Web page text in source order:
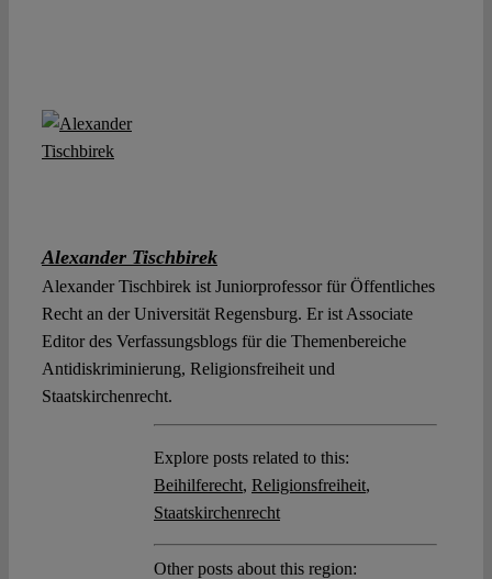
Alexander Tischbirek
Alexander Tischbirek ist Juniorprofessor für Öffentliches
Recht an der Universität Regensburg. Er ist Associate
Editor des Verfassungsblogs für die Themenbereiche
Antidiskriminierung, Religionsfreiheit und
Staatskirchenrecht.
Explore posts related to this:
Beihilferecht, Religionsfreiheit,
Staatskirchenrecht
Other posts about this region: